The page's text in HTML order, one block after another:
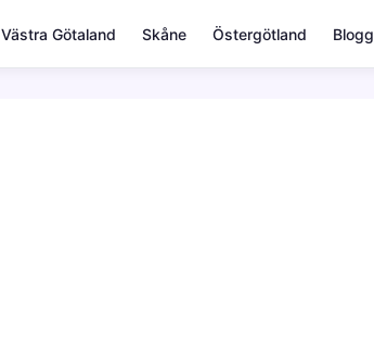
Västra Götaland Skåne Östergötland Blogg